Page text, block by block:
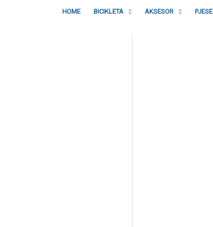
HOME BICIKLETA AKSESOR PJESE